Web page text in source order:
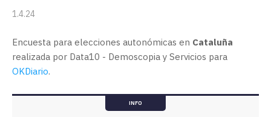
1.4.24
Encuesta para elecciones autonómicas en Cataluña
realizada por Data10 - Demoscopia y Servicios para
OKDiario.
INFO